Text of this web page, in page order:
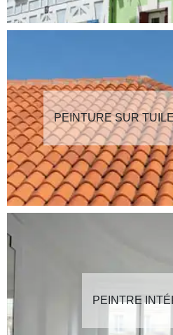
PEINTURE SUR
PEINTRE